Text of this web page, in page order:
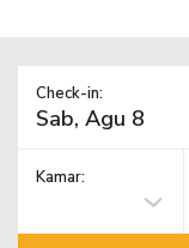
Check-in:
Kamar: